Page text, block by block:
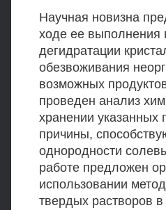
Научная новизна
ходе ее выполнения
дегидратации
обезвоживания
возможных
проведен анализ
хранении указанных
причины,
однородности
работе предложен
использовании
твердых растворов